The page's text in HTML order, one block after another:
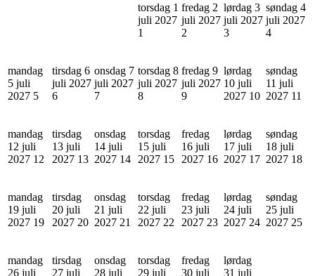
torsdag 1
juli 2027
1
fredag 2
juli 2027
2
lørdag 3
juli 2027
3
søndag 4
juli 2027
4
mandag
5 juli
2027 5
tirsdag 6
juli 2027
6
onsdag 7
juli 2027
7
torsdag 8
juli 2027
8
fredag 9
juli 2027
9
lørdag
10 juli
2027 10
søndag
11 juli
2027 11
mandag
12 juli
2027 12
tirsdag
13 juli
2027 13
onsdag
14 juli
2027 14
torsdag
15 juli
2027 15
fredag
16 juli
2027 16
lørdag
17 juli
2027 17
søndag
18 juli
2027 18
mandag
19 juli
2027 19
tirsdag
20 juli
2027 20
onsdag
21 juli
2027 21
torsdag
22 juli
2027 22
fredag
23 juli
2027 23
lørdag
24 juli
2027 24
søndag
25 juli
2027 25
mandag
26 juli
tirsdag
27 juli
onsdag
28 juli
torsdag
29 juli
fredag
30 juli
lørdag
31 juli